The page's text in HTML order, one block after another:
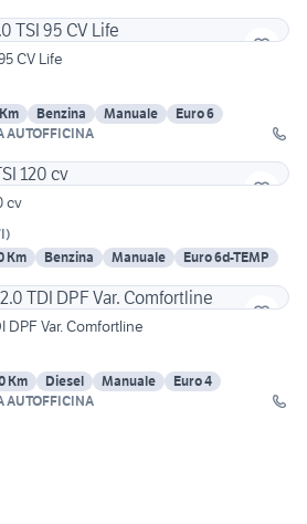
CV Life
Benzina Manuale
Euro 6
AUTOFFICINA
cv
)
Km Benzina Manuale
Euro 6d-TEMP
DPF Var. Comfortline
Km Diesel Manuale
Euro 4
AUTOFFICINA